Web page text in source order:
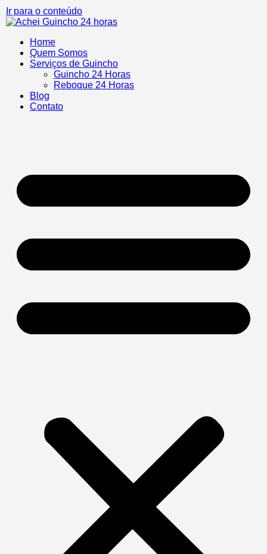
Ir para o conteúdo
Home
Quem Somos
Serviços de Guincho
Guincho 24 Horas
Reboque 24 Horas
Blog
Contato